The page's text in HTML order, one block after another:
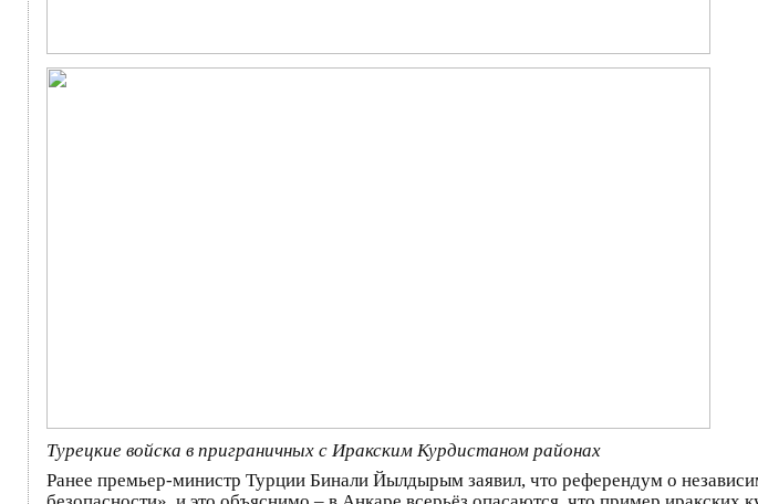
Турецкие войска в приграничных с Иракским Курдистаном районах
Ранее премьер-министр Турции Бинали Йылдырым заявил, что референдум о